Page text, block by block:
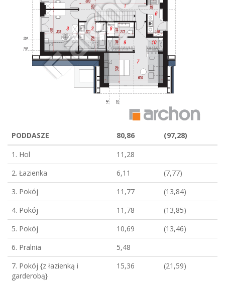
PODDASZE 80,86
(97,28)
1. Hol
11,28
2. Łazienka
6,11
(7,77)
3. Pokój
11,77
(13,84)
4. Pokój
11,78
(13,85)
5. Pokój
10,69
(13,46)
6. Pralnia
5,48
7. Pokój {z łazienką i
garderobą}
15,36 (21,59)